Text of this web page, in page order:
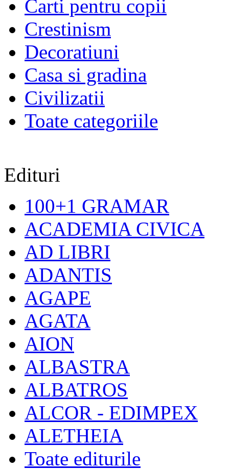
Carti pentru copii
Crestinism
Decoratiuni
Casa si gradina
Civilizatii
Toate categoriile
Edituri
100+1 GRAMAR
ACADEMIA CIVICA
AD LIBRI
ADANTIS
AGAPE
AGATA
AION
ALBASTRA
ALBATROS
ALCOR - EDIMPEX
ALETHEIA
Toate editurile